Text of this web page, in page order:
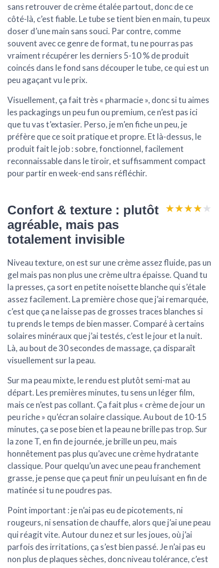
sans retrouver de crème étalée partout, donc de ce
côté-là, c’est fiable. Le tube se tient bien en main, tu peux
doser d’une main sans souci. Par contre, comme
souvent avec ce genre de format, tu ne pourras pas
vraiment récupérer les derniers 5-10 % de produit
coincés dans le fond sans découper le tube, ce qui est un
peu agaçant vu le prix.
Visuellement, ça fait très « pharmacie », donc si tu aimes
les packagings un peu fun ou premium, ce n’est pas ici
que tu vas t’extasier. Perso, je m’en fiche un peu, je
préfère que ce soit pratique et propre. Et là-dessus, le
produit fait le job : sobre, fonctionnel, facilement
reconnaissable dans le tiroir, et suffisamment compact
pour partir en week-end sans réfléchir.
Confort & texture : plutôt
agréable, mais pas
totalement invisible
★★★★★
★★★★★
Niveau texture, on est sur une crème assez fluide, pas un
gel mais pas non plus une crème ultra épaisse. Quand tu
la presses, ça sort en petite noisette blanche qui s’étale
assez facilement. La première chose que j’ai remarquée,
c’est queça ne laisse pas de grosses traces blanches si
tu prends le temps de bien masser. Comparé à certains
solaires minéraux que j’ai testés, c’est le jour et la nuit.
Là, au bout de 30 secondes de massage, ça disparaît
visuellement sur la peau.
Sur ma peau mixte, le rendu est plutôt semi-mat au
départ. Les premières minutes, tu sens un léger film,
mais ce n’est pas collant. Ça fait plus « crème de jour un
peu riche » qu’écran solaire classique. Au bout de 10-15
minutes, ça se pose bien et la peau ne brille pas trop. Sur
la zone T, en fin de journée, je brille un peu, mais
honnêtement pas plus qu’avec une crème hydratante
classique. Pour quelqu’un avec une peau franchement
grasse, je pense que ça peut finir un peu luisant en fin de
matinée si tu ne poudres pas.
Point important : je n’ai pas eu de picotements, ni
rougeurs, ni sensation de chauffe, alors que j’ai une peau
qui réagit vite. Autour du nez et sur les joues, où j’ai
parfois des irritations, ça s’est bien passé. Je n’ai pas eu
non plus de plaques sèches, donc niveau tolérance, c’est